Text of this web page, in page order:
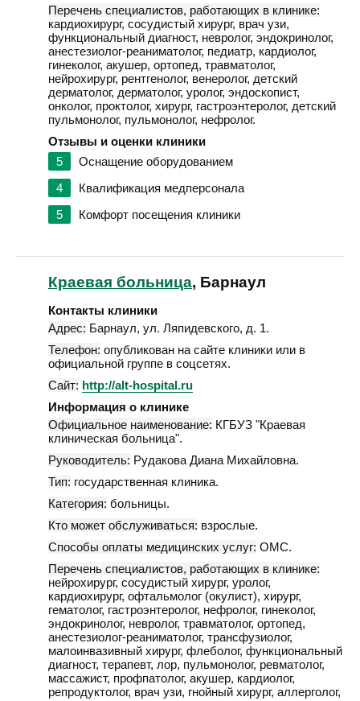
Перечень специалистов, работающих в клинике:
кардиохирург, сосудистый хирург, врач узи,
функциональный диагност, невролог, эндокринолог,
анестезиолог-реаниматолог, педиатр, кардиолог,
гинеколог, акушер, ортопед, травматолог,
нейрохирург, рентгенолог, венеролог, детский
дерматолог, дерматолог, уролог, эндоскопист,
онколог, проктолог, хирург, гастроэнтеролог, детский
пульмонолог, пульмонолог, нефролог.
Отзывы и оценки клиники
5
Оснащение оборудованием
4
Квалификация медперсонала
5
Комфорт посещения клиники
Краевая больница, Барнаул
Контакты клиники
Адрес: Барнаул, ул. Ляпидевского, д. 1.
Телефон: опубликован на сайте клиники или в
официальной группе в соцсетях.
Сайт: http://alt-hospital.ru
Информация о клинике
Официальное наименование: КГБУЗ "Краевая
клиническая больница".
Руководитель: Рудакова Диана Михайловна.
Тип: государственная клиника.
Категория: больницы.
Кто может обслуживаться: взрослые.
Способы оплаты медицинских услуг: ОМС.
Перечень специалистов, работающих в клинике:
нейрохирург, сосудистый хирург, уролог,
кардиохирург, офтальмолог (окулист), хирург,
гематолог, гастроэнтеролог, нефролог, гинеколог,
эндокринолог, невролог, травматолог, ортопед,
анестезиолог-реаниматолог, трансфузиолог,
малоинвазивный хирург, флеболог, функциональный
диагност, терапевт, лор, пульмонолог, ревматолог,
массажист, профпатолог, акушер, кардиолог,
репродуктолог, врач узи, гнойный хирург, аллерголог,